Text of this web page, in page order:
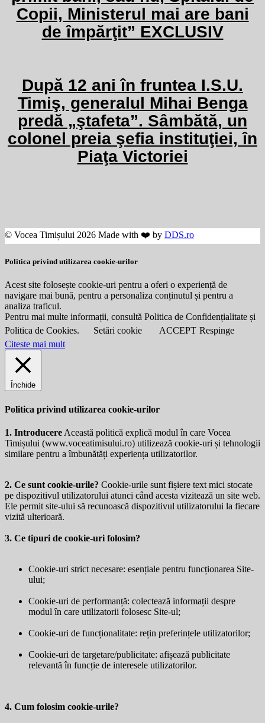
Copii, Ministerul mai are bani
de împărţit” EXCLUSIV
După 12 ani în fruntea I.S.U.
Timiş, generalul Mihai Benga
predă „ştafeta”. Sâmbătă, un
colonel preia şefia instituţiei, în
Piaţa Victoriei
© Vocea Timișului 2026 Made with ❤️ by DDS.ro
Politica privind utilizarea cookie-urilor
Acest site folosește cookie-uri pentru a oferi o experiență de
navigare mai bună, pentru a personaliza conținutul și pentru a
analiza traficul.
Pentru mai multe informații, consultă Politica de Confidențialitate și
Politica de Cookies.
Setări cookie ACCEPT Respinge
Citeste mai mult
Închide
Politica privind utilizarea cookie-urilor
1. Introducere Această politică explică modul în care Vocea
Timișului (www.voceatimisului.ro) utilizează cookie-uri și tehnologii
similare pentru a îmbunătăți experiența utilizatorilor.
2. Ce sunt cookie-urile? Cookie-urile sunt fișiere text mici stocate
pe dispozitivul utilizatorului atunci când acesta vizitează un site web.
Ele permit site-ului să recunoască dispozitivul utilizatorului la fiecare
vizită ulterioară.
3. Ce tipuri de cookie-uri folosim?
Cookie-uri strict necesare: esențiale pentru funcționarea Site-
ului;
Cookie-uri de performanță: colectează informații despre
modul în care utilizatorii folosesc Site-ul;
Cookie-uri de funcționalitate: rețin preferințele utilizatorilor;
Cookie-uri de targetare/publicitate: afișează publicitate
relevantă în funcție de interesele utilizatorilor.
4. Cum folosim cookie-urile?